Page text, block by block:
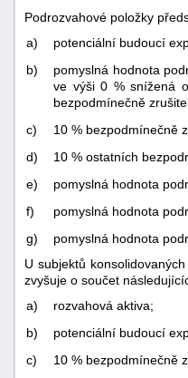
Podrozvahové položky
a)
potenciální budoucí
b)
pomyslná hodnota
ve výši 0 % snížená
bezpodmínečně
c)
10 % bezpodmínečně
d)
10 % ostatních
e)
pomyslná hodnota
f)
pomyslná hodnota
g)
pomyslná hodnota
U subjektů
zvyšuje o součet
a)
rozvahová aktiva;
b)
potenciální budoucí
c)
10 % bezpodmínečně